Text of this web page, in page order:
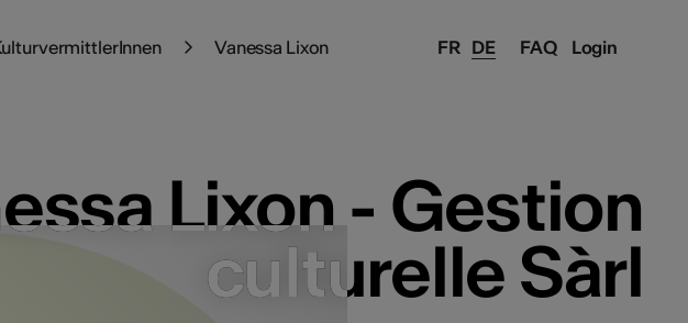
FAQ Login
FR DE
Vanessa Lixon
Lixon - Gestion
culturelle Sàrl
Lixon - Gestion
culturelle Sàrl